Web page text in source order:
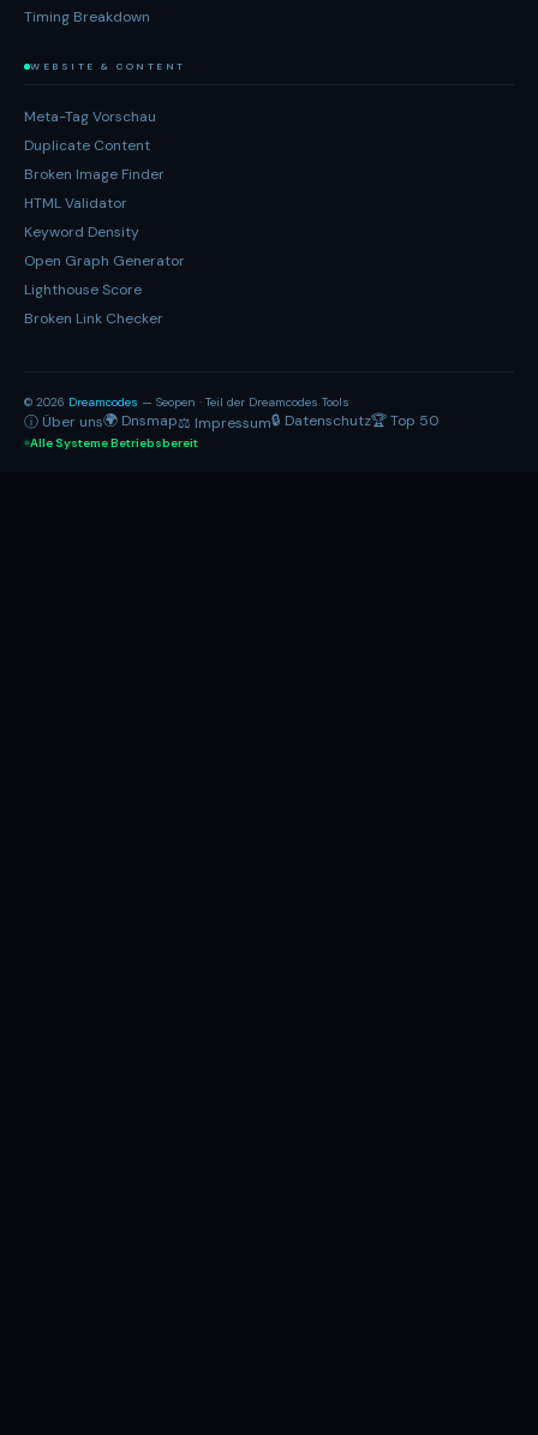
Timing Breakdown
WEBSITE & CONTENT
Meta-Tag Vorschau
Duplicate Content
Broken Image Finder
HTML Validator
Keyword Density
Open Graph Generator
Lighthouse Score
Broken Link Checker
© 2026 Dreamcodes — Seopen · Teil der Dreamcodes Tools
ⓘ Über uns🌍 Dnsmap⚖ Impressum🔒 Datenschutz🏆 Top 50
Alle Systeme Betriebsbereit